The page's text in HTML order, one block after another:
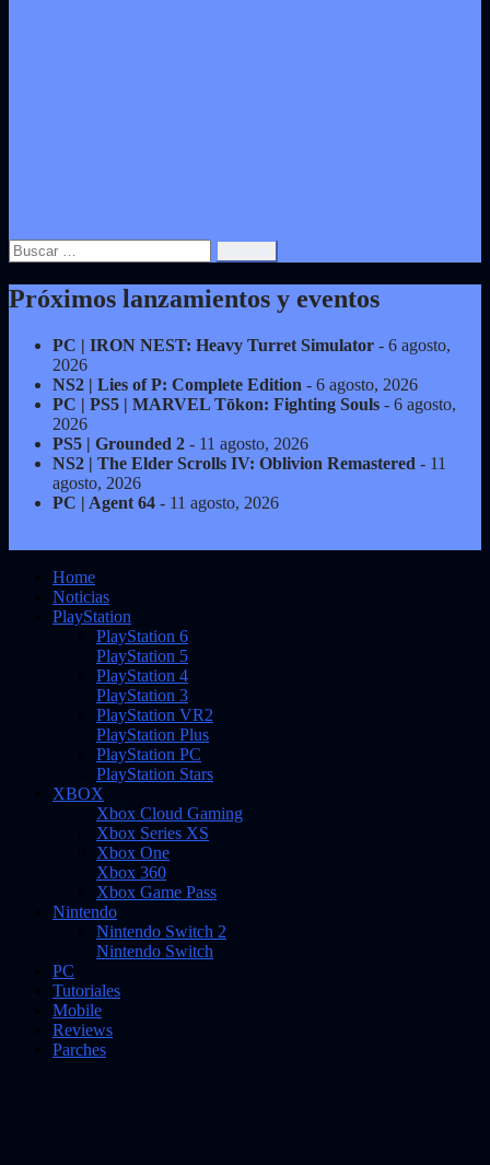
Buscar:
Próximos lanzamientos y eventos
PC | IRON NEST: Heavy Turret Simulator - 6 agosto,
2026
NS2 | Lies of P: Complete Edition - 6 agosto, 2026
PC | PS5 | MARVEL Tōkon: Fighting Souls - 6 agosto,
2026
PS5 | Grounded 2 - 11 agosto, 2026
NS2 | The Elder Scrolls IV: Oblivion Remastered - 11
agosto, 2026
PC | Agent 64 - 11 agosto, 2026
Home
Noticias
PlayStation
PlayStation 6
PlayStation 5
PlayStation 4
PlayStation 3
PlayStation VR2
PlayStation Plus
PlayStation PC
PlayStation Stars
XBOX
Xbox Cloud Gaming
Xbox Series XS
Xbox One
Xbox 360
Xbox Game Pass
Nintendo
Nintendo Switch 2
Nintendo Switch
PC
Tutoriales
Mobile
Reviews
Parches